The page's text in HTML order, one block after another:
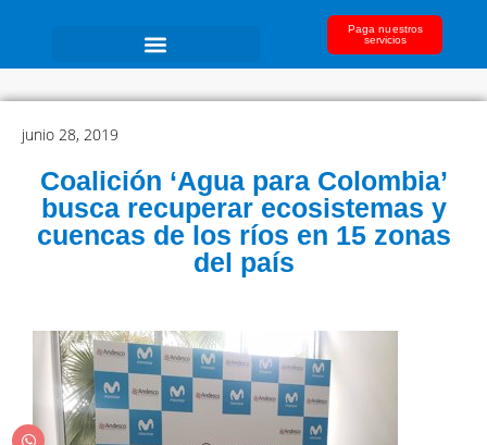
Paga nuestros
servicios
junio 28, 2019
Coalición ‘Agua para Colombia’
busca recuperar ecosistemas y
cuencas de los ríos en 15 zonas
del país